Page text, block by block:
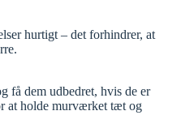
hurtigt – det forhindrer, at
få dem udbedret, hvis de er
at holde murværket tæt og